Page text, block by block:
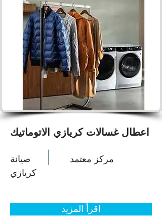
اعطال غسالات كريازي الاتوماتيك
صيانة
كريازي
مركز معتمد
اقرأ المزيد